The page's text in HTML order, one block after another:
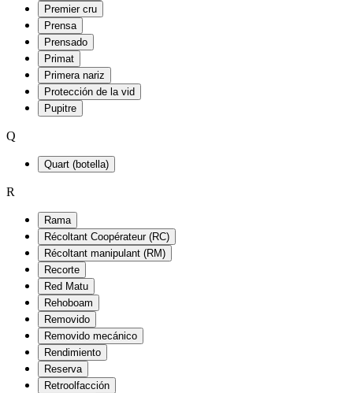
Premier cru
Prensa
Prensado
Primat
Primera nariz
Protección de la vid
Pupitre
Q
Quart (botella)
R
Rama
Récoltant Coopérateur (RC)
Récoltant manipulant (RM)
Recorte
Red Matu
Rehoboam
Removido
Removido mecánico
Rendimiento
Reserva
Retroolfacción